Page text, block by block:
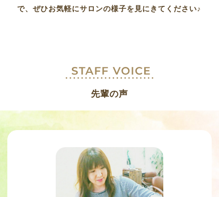
で、ぜひお気軽にサロンの様子を見にきてください♪
先輩の声